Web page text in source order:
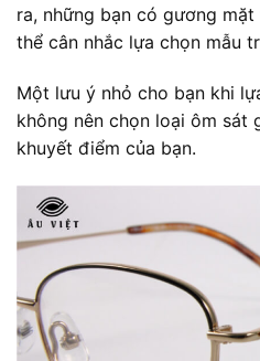
ra, những bạn có gương
thể cân nhắc lựa chọn mẫu
Một lưu ý nhỏ cho bạn khi
không nên chọn loại ôm sát
khuyết điểm của bạn.